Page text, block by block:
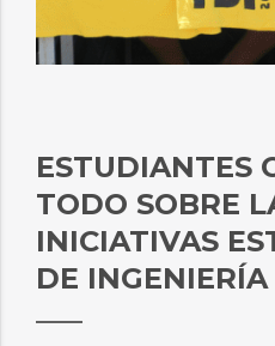
ESTUDIANTES
TODO SOBRE
INICIATIVAS
DE INGENIERÍA